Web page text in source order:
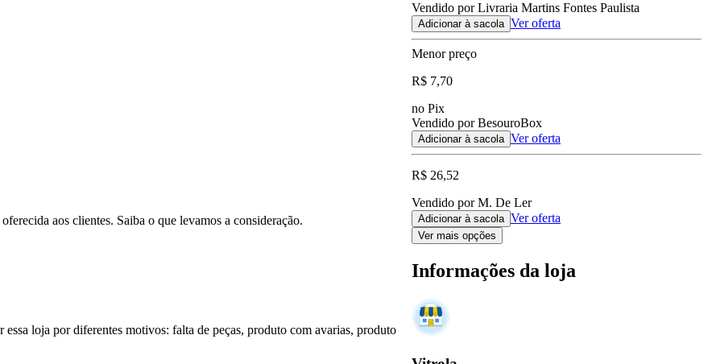
aos clientes. Saiba o que levamos a consideração.
loja por diferentes motivos: falta de peças, produto com avarias, produto
Vendido por Livraria Martins Fontes Paulista
Adicionar à sacola Ver oferta
Menor preço
R$ 7,70
no Pix
Vendido por BesouroBox
Adicionar à sacola Ver oferta
R$ 26,52
Vendido por M. De Ler
Adicionar à sacola Ver oferta
Ver mais opções
Informações da loja